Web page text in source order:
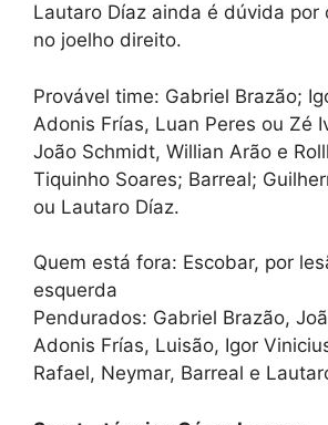
Lautaro Díaz ainda é dúvida por
no joelho direito.
Provável time: Gabriel Brazão;
Adonis Frías, Luan Peres ou Zé
João Schmidt, Willian Arão e
Tiquinho Soares; Barreal;
ou Lautaro Díaz.
Quem está fora: Escobar, por
esquerda
Pendurados: Gabriel Brazão,
Adonis Frías, Luisão, Igor
Rafael, Neymar, Barreal e